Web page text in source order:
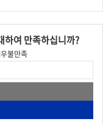
하여 만족하십니까?
불만족